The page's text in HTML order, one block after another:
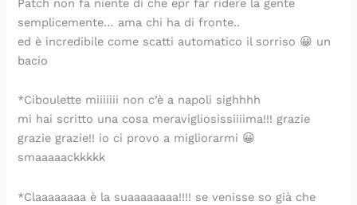
Patch non fa niente di che epr far ridere la gente
semplicemente… ama chi ha di fronte..
ed è incredibile come scatti automatico il sorriso 😀 un
bacio
*Ciboulette miiiiiii non c’è a napoli sighhhh
mi hai scritto una cosa meravigliosissiiiima!!! grazie
grazie grazie!! io ci provo a migliorarmi 😀
smaaaaackkkkk
*Claaaaaaaa è la suaaaaaaaa!!!! se venisse so già che